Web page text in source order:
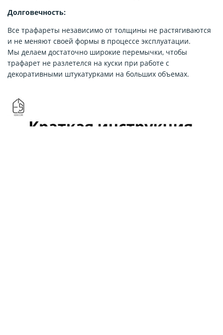
Долговечность:
Все трафареты независимо от толщины не растягиваются
и не меняют своей формы в процессе эксплуатации.
Мы делаем достаточно широкие перемычки, чтобы
трафарет не разлетелся на куски при работе с
декоративными штукатурками на больших объемах.